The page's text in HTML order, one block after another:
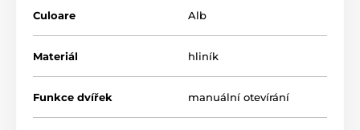
Manualul de utilizare pentru toate ușițele este inclus
în pachet.
Culoare Alb
Materiál hliník
Funkce dvířek manuální otevírání